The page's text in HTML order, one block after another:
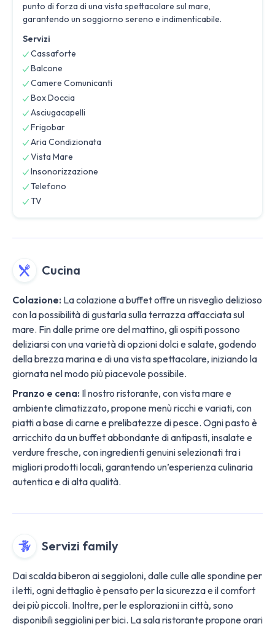
punto di forza di una vista spettacolare sul mare,
garantendo un soggiorno sereno e indimenticabile.
Servizi
Cassaforte
Balcone
Camere Comunicanti
Box Doccia
Asciugacapelli
Frigobar
Aria Condizionata
Vista Mare
Insonorizzazione
Telefono
TV
Cucina
Colazione: La colazione a buffet offre un risveglio delizioso
con la possibilità di gustarla sulla terrazza affacciata sul
mare. Fin dalle prime ore del mattino, gli ospiti possono
deliziarsi con una varietà di opzioni dolci e salate, godendo
della brezza marina e di una vista spettacolare, iniziando la
giornata nel modo più piacevole possibile.
Pranzo e cena: Il nostro ristorante, con vista mare e
ambiente climatizzato, propone menù ricchi e variati, con
piatti a base di carne e prelibatezze di pesce. Ogni pasto è
arricchito da un buffet abbondante di antipasti, insalate e
verdure fresche, con ingredienti genuini selezionati tra i
migliori prodotti locali, garantendo un’esperienza culinaria
autentica e di alta qualità.
Servizi family
Dai scalda biberon ai seggioloni, dalle culle alle spondine per
i letti, ogni dettaglio è pensato per la sicurezza e il comfort
dei più piccoli. Inoltre, per le esplorazioni in città, sono
disponibili seggiolini per bici. La sala ristorante propone orari